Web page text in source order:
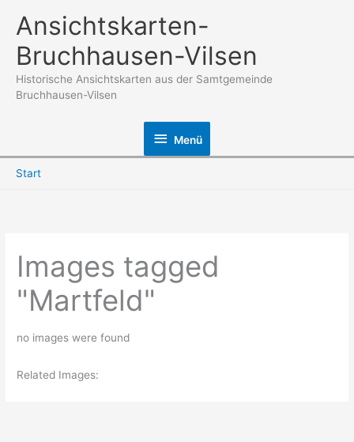
Inhalt
springen
Ansichtskarten-
Bruchhausen-Vilsen
Historische Ansichtskarten aus der Samtgemeinde
Bruchhausen-Vilsen
Menü
Menü
Start
Images tagged
"Martfeld"
no images were found
Related Images: